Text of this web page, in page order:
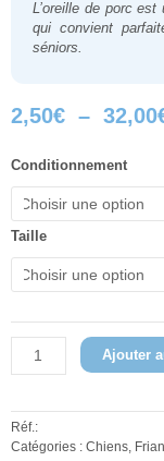
L’oreille de porcest
qui convient
séniors.
2,50€ – 32,00
Conditionnement
Taille
quantité
Oreille
de
porc
Ajouter
Réf.:
Catégories : Chiens